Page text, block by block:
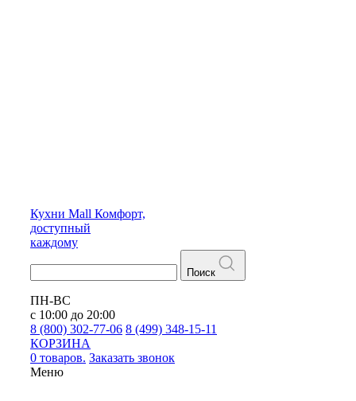
Кухни Mall Комфорт,
доступный
каждому
Поиск
ПН-ВС
с 10:00 до 20:00
8 (800) 302-77-06 8 (499) 348-15-11
КОРЗИНА
0 товаров. Заказать звонок
Меню